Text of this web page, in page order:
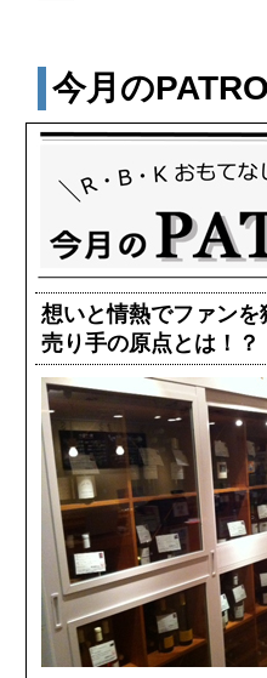
今月の
想いと情熱でファンを
売り手の原点とは！？